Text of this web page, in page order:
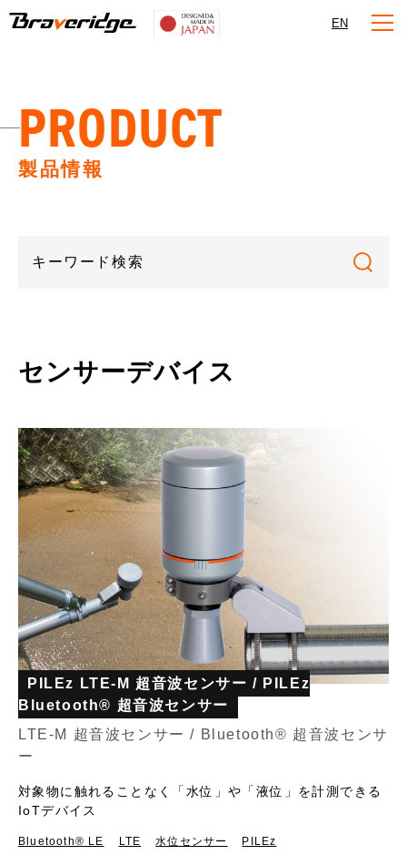
Braveridge
EN
PRODUCT
製品情報
センサーデバイス
PILEz LTE-M 超音波センサー / PILEz
Bluetooth® 超音波センサー
LTE-M 超音波センサー / Bluetooth® 超音波センサ
ー
対象物に触れることなく「水位」や「液位」を計測できる
IoTデバイス
Bluetooth®︎ LE LTE 水位センサー
PILEz